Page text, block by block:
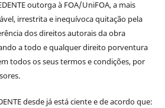
outorga à FOA/UniFOA, a mais
irrestrita e inequívoca quitação pela
dos direitos autorais da obra
a todo e qualquer direito porventura
todos os seus termos e condições, por
desde já está ciente e de acordo que: